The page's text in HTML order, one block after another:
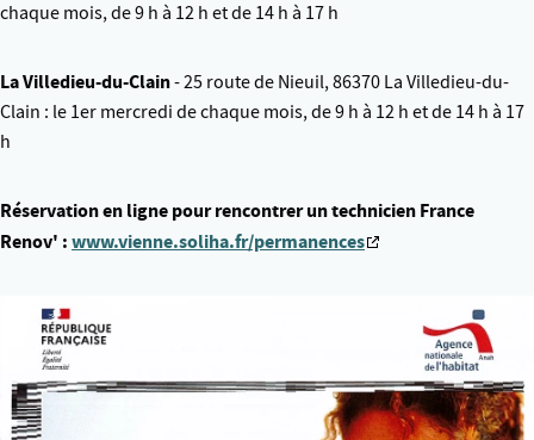
chaque mois, de 9 h à 12 h et de 14 h à 17 h
La Villedieu-du-Clain- 25 route de Nieuil, 86370 La Villedieu-du-
Clain : le 1er mercredi de chaque mois, de 9 h à 12 h et de 14 h à 17
h
Réservation en ligne pour rencontrer un technicien France
Renov' :www.vienne.soliha.fr/permanences